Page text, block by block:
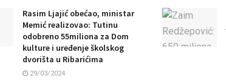
Rasim Ljajić obećao, ministar
Memić realizovao: Tutinu
odobreno 55miliona za Dom
kulture i uređenje školskog
dvorišta u Ribarićima
29/03/2024